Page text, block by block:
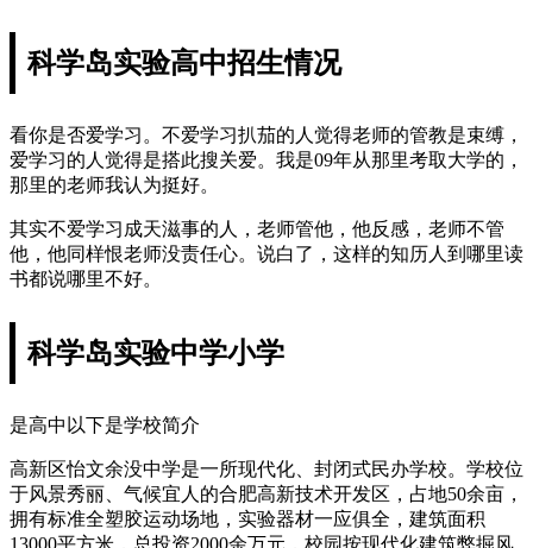
科学岛实验高中招生情况
看你是否爱学习。不爱学习扒茄的人觉得老师的管教是束缚，
爱学习的人觉得是搭此搜关爱。我是09年从那里考取大学的，
那里的老师我认为挺好。
其实不爱学习成天滋事的人，老师管他，他反感，老师不管
他，他同样恨老师没责任心。说白了，这样的知历人到哪里读
书都说哪里不好。
科学岛实验中学小学
是高中以下是学校简介
高新区怡文余没中学是一所现代化、封闭式民办学校。学校位
于风景秀丽、气候宜人的合肥高新技术开发区，占地50余亩，
拥有标准全塑胶运动场地，实验器材一应俱全，建筑面积
13000平方米，总投资2000余万元，校园按现代化建筑弊掘风